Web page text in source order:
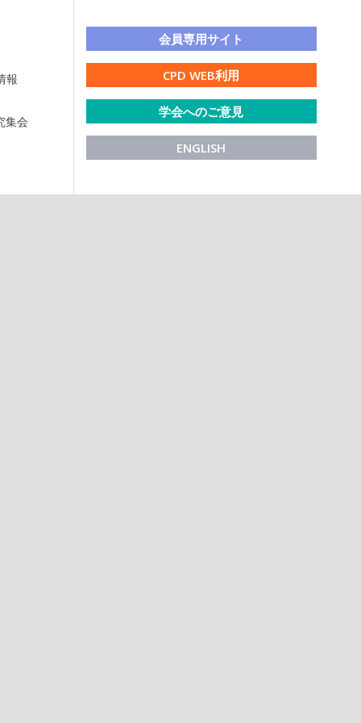
報
集会
会員専用サイト
CPD WEB利用
学会へのご意見
ENGLISH